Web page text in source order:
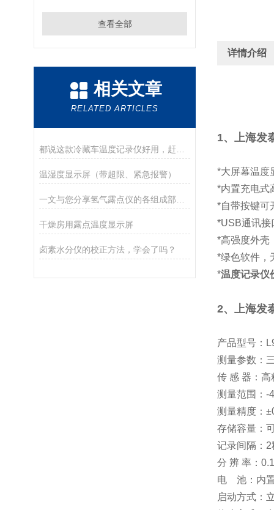
查看全部
相关文章
RELATED ARTICLES
都说这款冷藏车温度记录仪好用，赶紧一睹为快！
温湿度显示屏（带超限、紧急报警）
干燥房用露点温度显示屏
卤素水分仪的校正方法，学会了吗？
详情介绍
1、 上海发
*大屏幕温度
*内置充电式
*自带按键可
*USB通讯接
*高强度外壳
*绿色软件，
*温度记录仪
2、 上海发
产品型号：
测量参数：
传 感 器：
测量范围：
测量精度：
存储容量：
记录间隔：
分 辨 率：
电 池：内置
启动方式：